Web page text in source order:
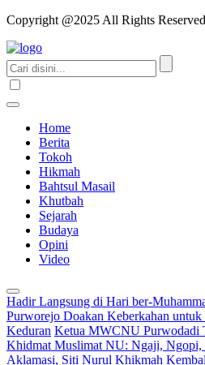
Copyright @2025 All Rights
Home
Berita
Tokoh
Hikmah
Bahtsul Masail
Khutbah
Sejarah
Budaya
Opini
Video
Hadir Langsung di Hari ber-
Purworejo Doakan Keberkahan untuk
Keduran Ketua MWCNU Purwodadi
Khidmat Muslimat NU: Ngaji, Ngopi,
Aklamasi, Siti Nurul Khikmah